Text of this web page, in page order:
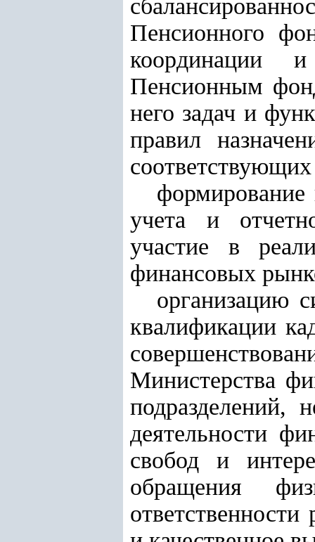
Пенсионного
координации
Пенсионным
него задач и
правил
формирование
учета и
участие в
финансовых
организацию
квалификации
Министерства
подразделений,
деятельности
свобод и
обращения